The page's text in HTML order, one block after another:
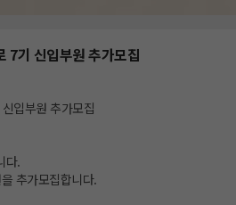
7기 신입부원 추가모집
입부원 추가모집
다.
추가모집합니다.